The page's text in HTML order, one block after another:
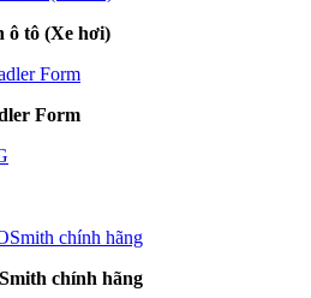
ô tô (Xe hơi)
Form
chính hãng